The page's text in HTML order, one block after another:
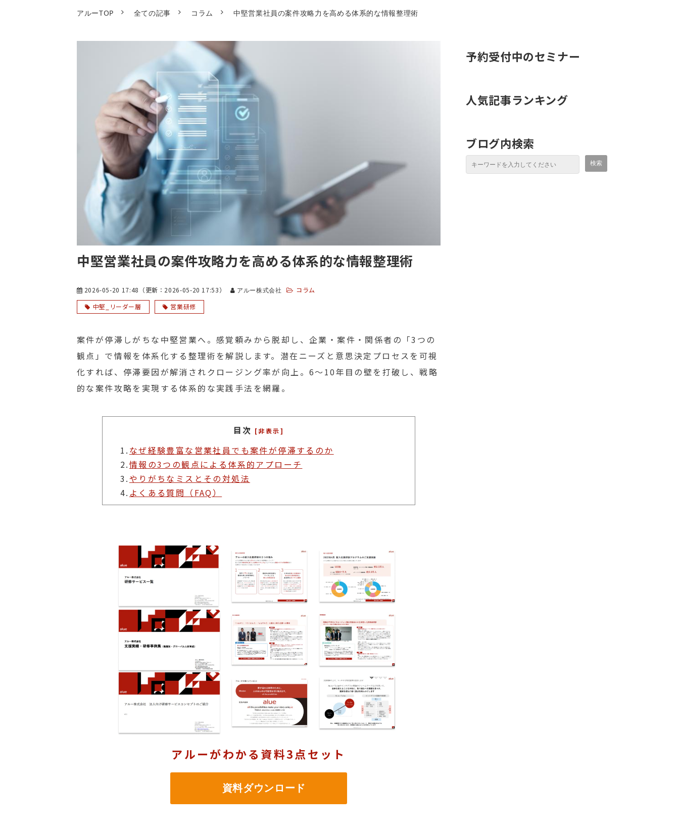
アルーTOP 全ての記事 コラム 中堅営業社員の案件攻略力を高める体系的な情報整理術
中堅営業社員の案件攻略力を高める体系的な情報整理術
2026-05-20 17:48 （更新： 2026-05-20 17:53） アルー株式会社
コラム
中堅_リーダー層
営業研修
案件が停滞しがちな中堅営業へ。感覚頼みから脱却し、企業・案件・関係者の「3つの
観点」で情報を体系化する整理術を解説します。潜在ニーズと意思決定プロセスを可視
化すれば、停滞要因が解消されクロージング率が向上。6〜10年目の壁を打破し、戦略
的な案件攻略を実現する体系的な実践手法を網羅。
目次 [非表示]
1. なぜ経験豊富な営業社員でも案件が停滞するのか
2.情報の3つの観点による体系的アプローチ
3.やりがちなミスとその対処法
4. よくある質問（FAQ）
アルーがわかる資料3点セット
資料ダウンロード
予約受付中のセミナー
人気記事ランキング
ブログ内検索